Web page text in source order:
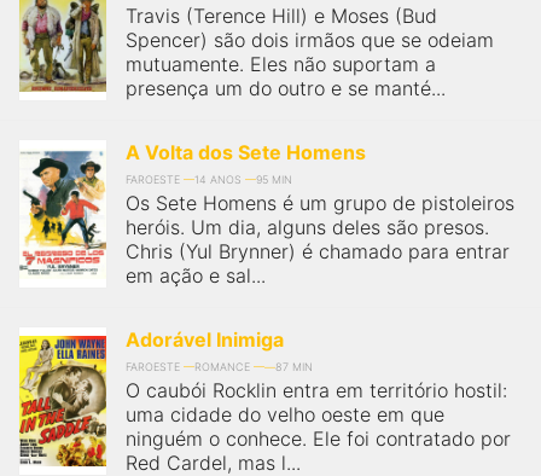
Travis (Terence Hill) e Moses (Bud
Spencer) são dois irmãos que se odeiam
mutuamente. Eles não suportam a
presença um do outro e se manté...
A Volta dos Sete Homens
FAROESTE 14 ANOS 95 MIN
Os Sete Homens é um grupo de pistoleiros
heróis. Um dia, alguns deles são presos.
Chris (Yul Brynner) é chamado para entrar
em ação e sal...
Adorável Inimiga
FAROESTE ROMANCE 87 MIN
O caubói Rocklin entra em território hostil:
uma cidade do velho oeste em que
ninguém o conhece. Ele foi contratado por
Red Cardel, mas l...